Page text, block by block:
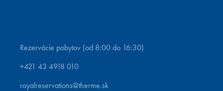
Rezervácie pobytov (od 8:00 do 16:30)
+421 43 4918 010
royalreservations@therme.sk